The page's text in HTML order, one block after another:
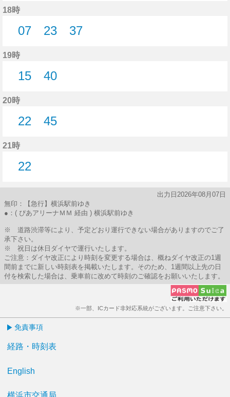
18時
07
23
37
19時
15
40
20時
22
45
21時
22
出力日2026年08月07日
無印：【急行】横浜駅前ゆき
●：( ぴあアリーナＭＭ 経由 ) 横浜駅前ゆき
※ 道路渋滞等により、予定どおり運行できない場合がありますのでご了
承下さい。
※ 祝日は休日ダイヤで運行いたします。
ご注意：ダイヤ改正により時刻を変更する場合は、概ねダイヤ改正の1週
間前までに新しい時刻表を掲載いたします。そのため、1週間以上先の日
付を検索した場合は、乗車前に改めて時刻のご確認をお願いいたします。
※一部、ICカード非対応系統がございます。ご注意下さい。
免責事項
経路・時刻表
English
横浜市交通局